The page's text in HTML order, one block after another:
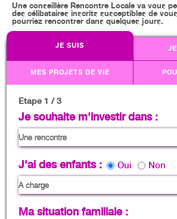
Une conseillère Rencontre Locale va vous
des célibataires inscrits susceptibles de
pourriez rencontrer dans quelques jours.
JE SUIS
MES PROJETS DE VIE
Etape 1 / 3
Je souhaite m'investir dans :
J'ai des enfants : Oui Non
Ma situation familiale :